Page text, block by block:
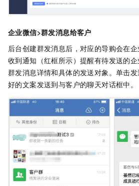
企业微信>群发消息给客户
后台创建群发消息后，对应的导购会在
收到通知（红框所示）提醒有待发送的
群发消息详情和具体的发送对象。单击
好的文案发送到与客户的聊天对话框中。